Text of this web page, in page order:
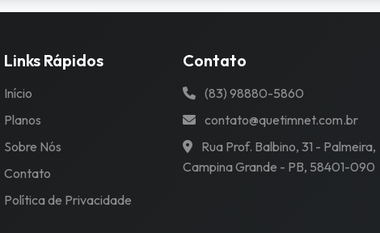
Links Rápidos
Início
Planos
Sobre Nós
Contato
Política de Privacidade
Contato
(83) 98880-5860
contato@quetimnet.com.br
Rua Prof. Balbino, 31 - Palmeira,
Campina Grande - PB, 58401-090